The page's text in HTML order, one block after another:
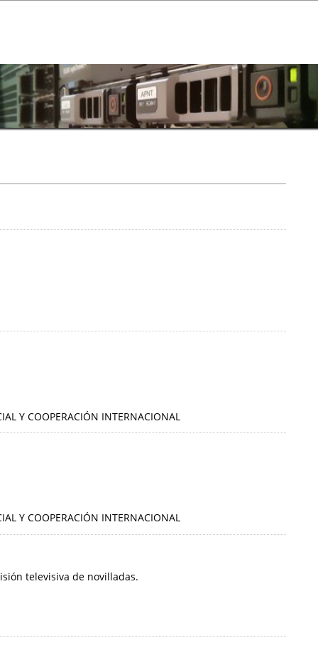
Y COOPERACIÓN INTERNACIONAL
Y COOPERACIÓN INTERNACIONAL
televisiva de novilladas.